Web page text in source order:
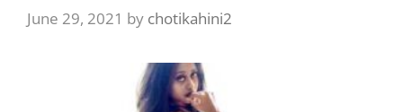
June 29, 2021 by chotikahini2